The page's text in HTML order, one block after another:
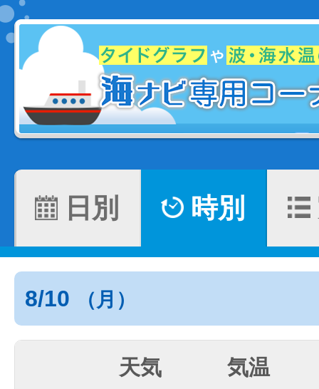
日別 時別
8/10 （月）
天気 気温